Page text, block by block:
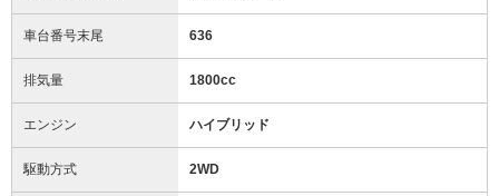
車台番号末尾 636
排気量 1800cc
エンジン ハイブリッド
駆動方式 2WD